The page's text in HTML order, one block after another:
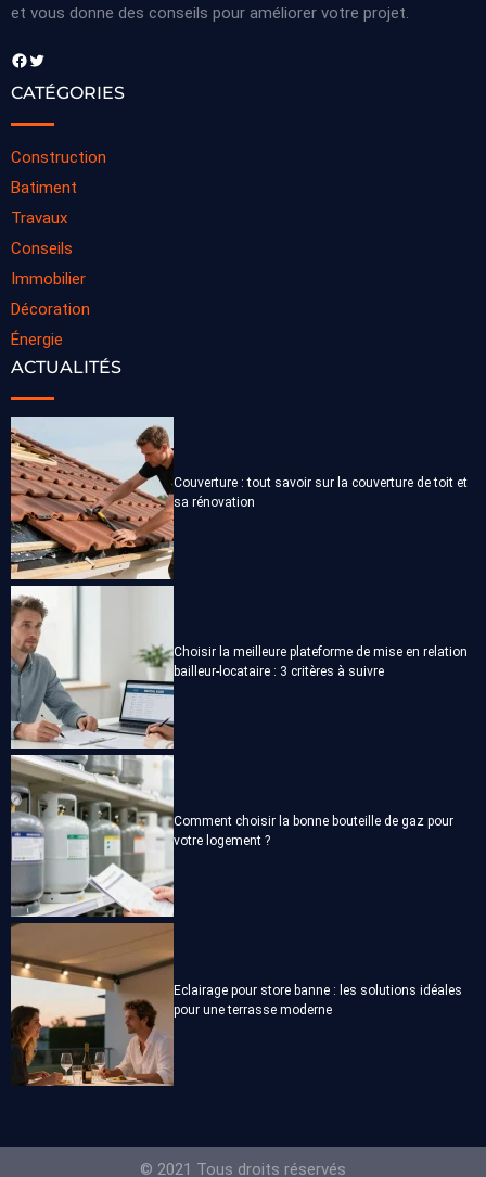
et vous donne des conseils pour améliorer votre projet.
Facebook Twitter
CATÉGORIES
Construction
Batiment
Travaux
Conseils
Immobilier
Décoration
Énergie
ACTUALITÉS
Couverture : tout savoir sur la couverture de toit et
sa rénovation
Choisir la meilleure plateforme de mise en relation
bailleur-locataire : 3 critères à suivre
Comment choisir la bonne bouteille de gaz pour
votre logement ?
Eclairage pour store banne : les solutions idéales
pour une terrasse moderne
© 2021 Tous droits réservés